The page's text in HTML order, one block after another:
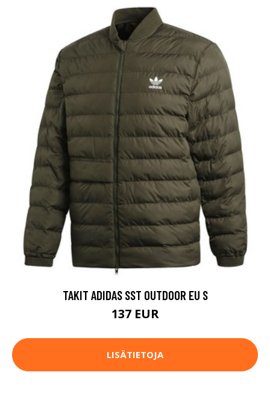
TAKIT ADIDAS SST OUTDOOR EU S
137 EUR
LISÄTIETOJA